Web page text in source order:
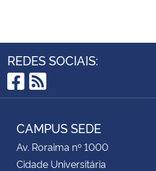
REDES SOCIAIS:
Facebook
RSS
CAMPUS SEDE
Av. Roraima nº 1000
Cidade Universitária